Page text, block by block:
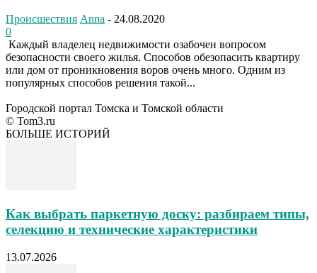
Происшествия Anna - 24.08.2020
0
Каждый владелец недвижимости озабочен вопросом
безопасности своего жилья. Способов обезопасить квартиру
или дом от проникновения воров очень много. Одним из
популярных способов решения такой...
Городской портал Томска и Томской области
© Tom3.ru
БОЛЬШЕ ИСТОРИЙ
Как выбрать паркетную доску: разбираем типы,
селекцию и технические характеристики
13.07.2026